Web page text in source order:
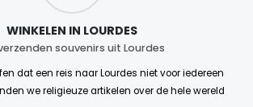
WINKELEN IN LOURDES
souvenirs uit Lourdes
dat een reis naar Lourdes niet voor iedereen
we religieuze artikelen over de hele wereld